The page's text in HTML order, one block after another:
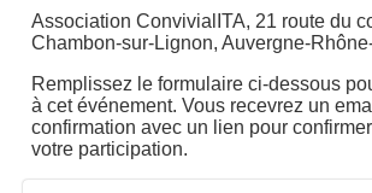
Association ConvivialITA, 21 route du
Chambon-sur-Lignon, Auvergne-
Remplissez le formulaire ci-dessous
à cet événement. Vous recevrez un
confirmation avec un lien pour
votre participation.